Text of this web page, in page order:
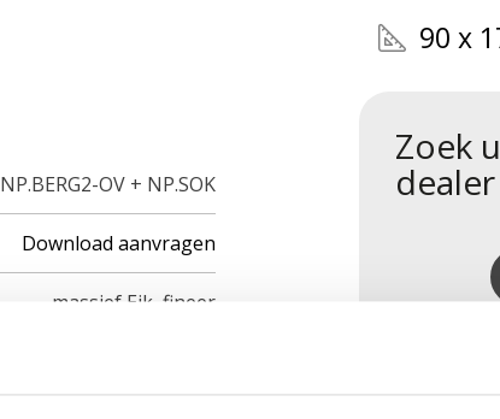
NP.BERG2-OV + NP.SOK
Download aanvragen
massief Eik, fineer
90 x
Zoek